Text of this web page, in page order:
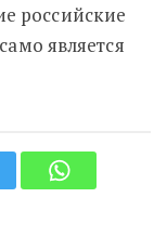
российские
является